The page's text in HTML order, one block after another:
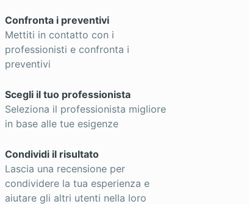
Confronta i preventivi
Mettiti in contatto con i
professionisti e confronta i
preventivi
Scegli il tuo professionista
Seleziona il professionista migliore
in base alle tue esigenze
Condividi il risultato
Lascia una recensione per
condividere la tua esperienza e
aiutare gli altri utenti nella loro